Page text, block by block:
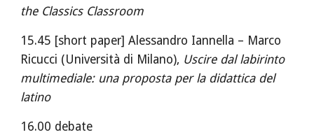
the Classics Classroom
15.45 [short paper] Alessandro Iannella – Marco
Ricucci (Università di Milano), Uscire dal labirinto
multimediale: una proposta per la didattica del
latino
16.00 debate